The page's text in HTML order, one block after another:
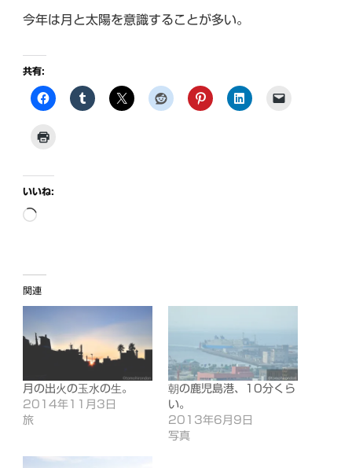
今年は月と太陽を意識することが多い。
共有:
いいね:
読
み
中…
関連
月の出火の玉水の生。
2014年11月3日
旅
朝の鹿児島港、10分くら
い。
2013年6月9日
写真